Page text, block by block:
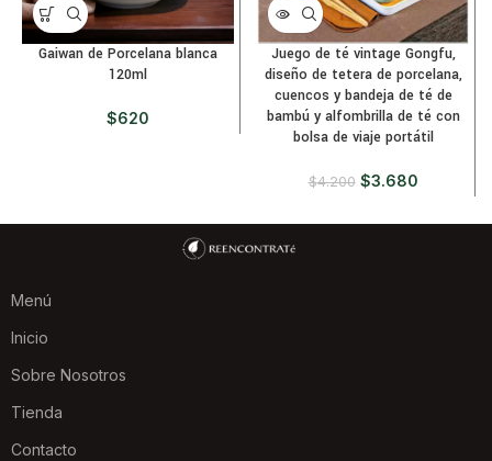
Gaiwan de Porcelana blanca
120ml
$620
Juego de té vintage Gongfu,
diseño de tetera de porcelana,
cuencos y bandeja de té de
bambú y alfombrilla de té con
bolsa de viaje portátil
$4.200 $3.680
Menú
Inicio
Sobre Nosotros
Tienda
Contacto